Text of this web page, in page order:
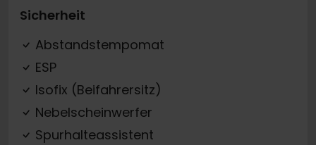
Sicherheit
Abstandstempomat
ESP
Isofix (Beifahrersitz)
Nebelscheinwerfer
Spurhalteassistent